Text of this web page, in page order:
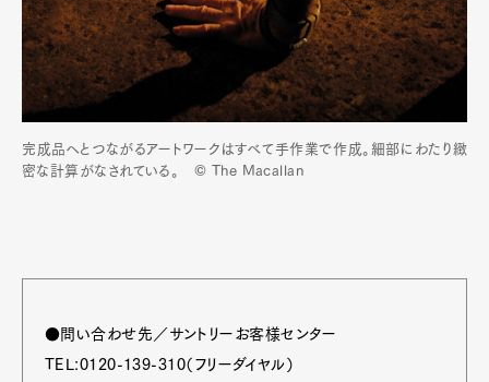
完成品へとつながるアートワークはすべて手作業で作成。細部にわたり緻
密な計算がなされている。 © The Macallan
●問い合わせ先／サントリーお客様センター
TEL:0120-139-310（フリーダイヤル）